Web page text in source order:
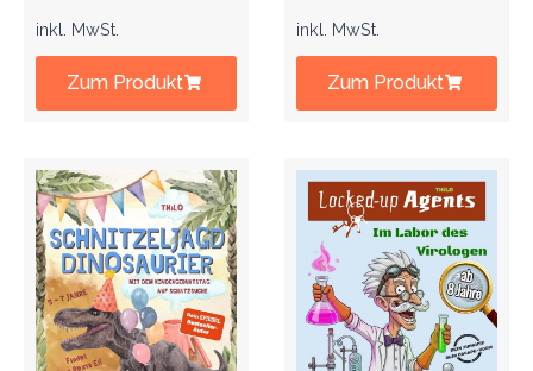
inkl. MwSt.
Zum Produkt
inkl. MwSt.
Zum Produkt